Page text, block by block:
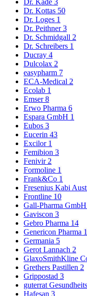
Dr. Kade 3
Dr. Kottas 50
Dr. Loges 1
Dr. Peithner3
Dr. Schmidgall 2
Dr. Schreibers 1
Ducray 4
Dulcolax 2
easypharm 7
ECA-Medical 2
Ecolab 1
Emser8
Erwo Pharma 6
Espara GmbH 1
Eubos 3
Eucerin 43
Excilor 1
Femibion 3
Fenivir 2
Formoline 1
Frank&Co 1
Fresenius Kabi
Frontline 10
Gall-Pharma GmbH
Gaviscon 3
Gebro Pharma 14
Genericon Pharma
Germania 5
Gerot Lannach 2
GlaxoSmithKline
Grethers Pastillen 2
Grippostad 3
guterrat
Hafesan 3